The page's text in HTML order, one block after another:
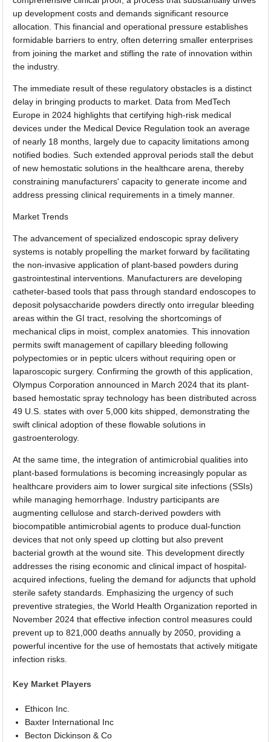
up development costs and demands significant resource
allocation. This financial and operational pressure establishes
formidable barriers to entry, often deterring smaller enterprises
from joining the market and stifling the rate of innovation within
the industry.
The immediate result of these regulatory obstacles is a distinct
delay in bringing products to market. Data from MedTech
Europe in 2024 highlights that certifying high-risk medical
devices under the Medical Device Regulation took an average
of nearly 18 months, largely due to capacity limitations among
notified bodies. Such extended approval periods stall the debut
of new hemostatic solutions in the healthcare arena, thereby
constraining manufacturers' capacity to generate income and
address pressing clinical requirements in a timely manner.
Market Trends
The advancement of specialized endoscopic spray delivery
systems is notably propelling the market forward by facilitating
the non-invasive application of plant-based powders during
gastrointestinal interventions. Manufacturers are developing
catheter-based tools that pass through standard endoscopes to
deposit polysaccharide powders directly onto irregular bleeding
areas within the GI tract, resolving the shortcomings of
mechanical clips in moist, complex anatomies. This innovation
permits swift management of capillary bleeding following
polypectomies or in peptic ulcers without requiring open or
laparoscopic surgery. Confirming the growth of this application,
Olympus Corporation announced in March 2024 that its plant-
based hemostatic spray technology has been distributed across
49 U.S. states with over 5,000 kits shipped, demonstrating the
swift clinical adoption of these flowable solutions in
gastroenterology.
At the same time, the integration of antimicrobial qualities into
plant-based formulations is becoming increasingly popular as
healthcare providers aim to lower surgical site infections (SSIs)
while managing hemorrhage. Industry participants are
augmenting cellulose and starch-derived powders with
biocompatible antimicrobial agents to produce dual-function
devices that not only speed up clotting but also prevent
bacterial growth at the wound site. This development directly
addresses the rising economic and clinical impact of hospital-
acquired infections, fueling the demand for adjuncts that uphold
sterile safety standards. Emphasizing the urgency of such
preventive strategies, the World Health Organization reported in
November 2024 that effective infection control measures could
prevent up to 821,000 deaths annually by 2050, providing a
powerful incentive for the use of hemostats that actively mitigate
infection risks.
Key Market Players
Ethicon Inc.
Baxter International Inc
Becton Dickinson & Co